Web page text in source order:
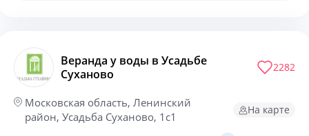
Веранда у воды в Усадьбе
Суханово
Московская область, Ленинский
район, Усадьба Суханово, 1с1
На карте
2282